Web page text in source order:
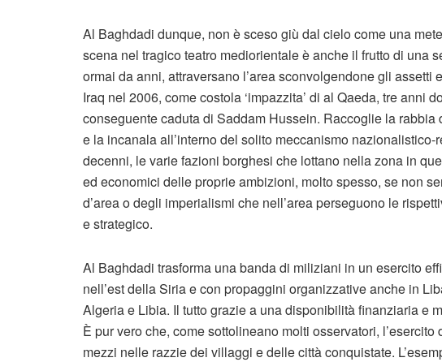
Al Baghdadi dunque, non è sceso giù dal cielo come una
scena nel tragico teatro mediorientale è anche il frutto di una
ormai da anni, attraversano l’area sconvolgendone gli assetti
Iraq nel 2006, come costola ‘impazzita’ di al Qaeda, tre anni
conseguente caduta di Saddam Hussein. Raccoglie la
e la incanala all’interno del solito meccanismo
decenni, le varie fazioni borghesi che lottano nella zona in
ed economici delle proprie ambizioni, molto spesso, se non
d’area o degli imperialismi che nell’area perseguono le
e strategico.
Al Baghdadi trasforma una banda di miliziani in un esercito
nell’est della Siria e con propaggini organizzative anche in
Algeria e Libia. Il tutto grazie a una disponibilità finanziaria e
È pur vero che, come sottolineano molti osservatori,
mezzi nelle razzie dei villaggi e delle città conquistate.